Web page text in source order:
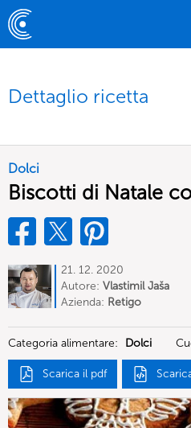
Dettaglio ricetta
Dolci
Biscotti di Natale
21. 12. 2020
Autore: Vlastimil Jaša
Azienda: Retigo
Categoria alimentare: Dolci
Scarica il pdf